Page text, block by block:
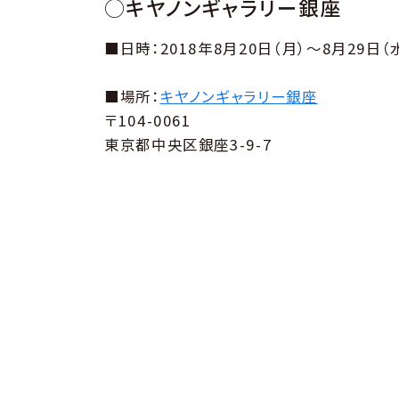
◯キヤノンギャラリー銀座
■日時：2018年8月20日（月）～8月29日（
■場所： キヤノンギャラリー銀座
〒104-0061
東京都中央区銀座3-9-7